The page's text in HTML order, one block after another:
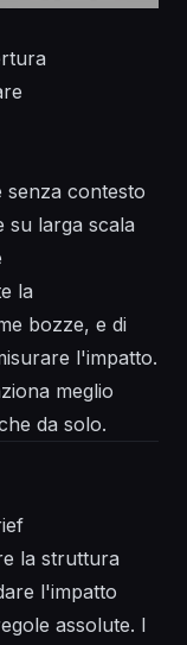
senza contesto
su larga scala
la
bozze, e di
l'impatto.
meglio
da solo.
la struttura
l'impatto
assolute. I